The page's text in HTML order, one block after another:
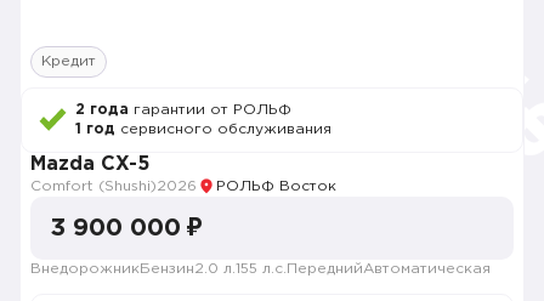
Кредит
2 года гарантии от РОЛЬФ
1 год сервисного обслуживания
Mazda CX-5
Comfort (Shushi)2026 РОЛЬФ Восток
3 900 000 ₽
Внедорожник Бензин2.0 л. 155 л.с. ПереднийАвтоматическая